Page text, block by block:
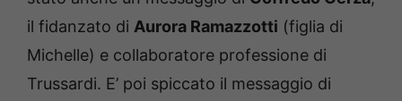
il fidanzato di Aurora Ramazzotti (figlia di
Michelle) e collaboratore professione di
Trussardi. E’ poi spiccato il messaggio di